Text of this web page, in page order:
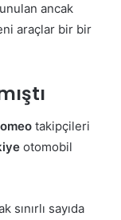
ancak
araçlar bir bir
takipçileri
otomobil
sınırlı sayıda